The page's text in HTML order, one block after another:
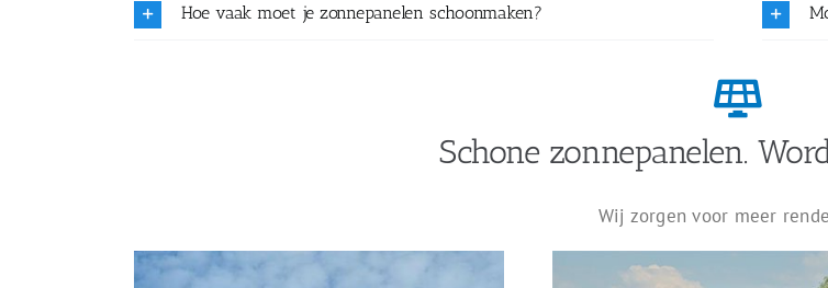
Hoe vaak moet je zonnepanelen schoonmaken?
Schone zonnepanelen.
Wij zorgen voor meer